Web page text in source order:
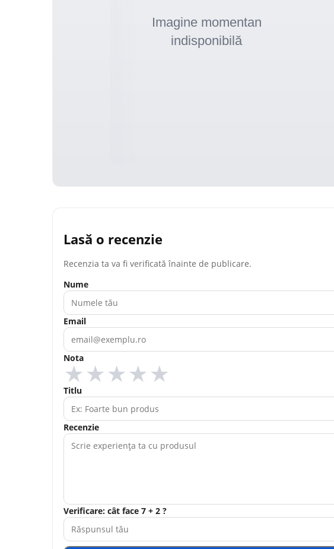
Lasă o recenzie
Recenzia ta va fi verificată înainte de publicare.
Nume
Email
Nota
★
★
★
★
★
Titlu
Recenzie
Verificare: cât face 7 + 2 ?